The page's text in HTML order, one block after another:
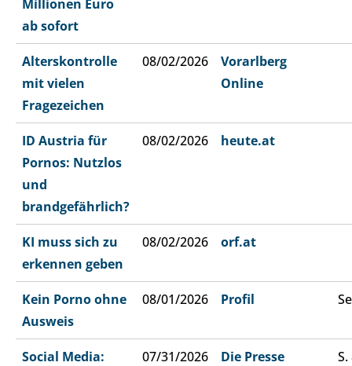
Millionen Euro
ab sofort
Alterskontrolle
mit vielen
Fragezeichen
08/02/2026
Vorarlberg
Online
ID Austria für
Pornos: Nutzlos
und
brandgefährlich?
08/02/2026 heute.at
KI muss sich zu
erkennen geben
08/02/2026 orf.at
Kein Porno ohne
Ausweis
08/01/2026 Profil
Social Media:
07/31/2026 Die Presse S.